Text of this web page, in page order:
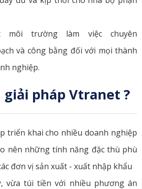
trường làm việc chuyên
và công bằng đối với mọi thành
nghiệp.
giải pháp Vtranet ?
triển khai cho nhiều doanh nghiệp
nên những tính năng đặc thù phù
đơn vị sản xuất - xuất nhập khẩu
vừa túi tiền với nhiều phương án